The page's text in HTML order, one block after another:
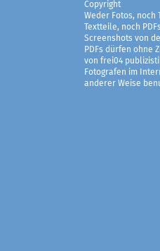
Copyright
Weder Fotos, noch
Textteile, noch
Screenshots von
PDFs dürfen ohne
von frei04
Fotografen im
anderer Weise